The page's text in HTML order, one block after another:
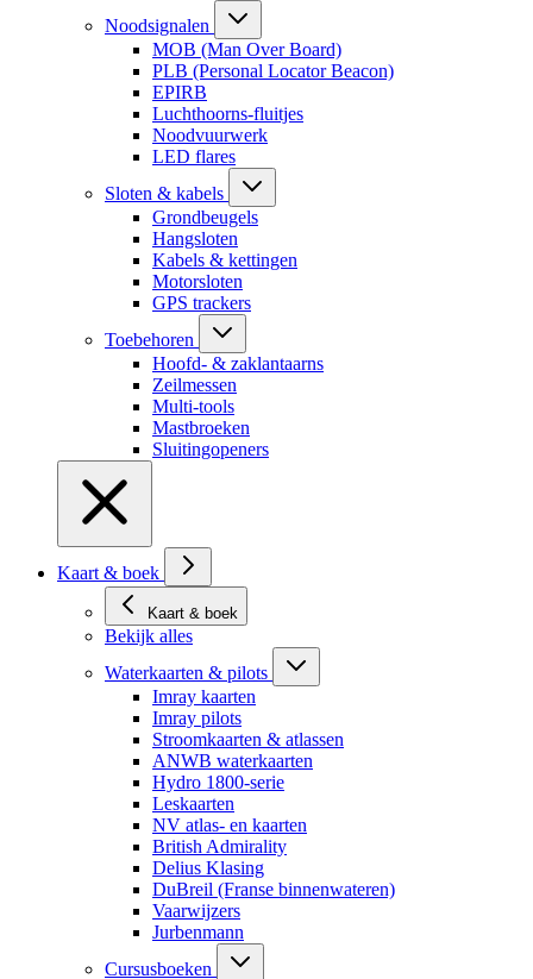
Noodsignalen
MOB (Man Over Board)
PLB (Personal Locator Beacon)
EPIRB
Luchthoorns-fluitjes
Noodvuurwerk
LED flares
Sloten & kabels
Grondbeugels
Hangsloten
Kabels & kettingen
Motorsloten
GPS trackers
Toebehoren
Hoofd- & zaklantaarns
Zeilmessen
Multi-tools
Mastbroeken
Sluitingopeners
Kaart & boek
Kaart & boek
Bekijk alles
Waterkaarten & pilots
Imray kaarten
Imray pilots
Stroomkaarten & atlassen
ANWB waterkaarten
Hydro 1800-serie
Leskaarten
NV atlas- en kaarten
British Admirality
Delius Klasing
DuBreil (Franse binnenwateren)
Vaarwijzers
Jurbenmann
Cursusboeken